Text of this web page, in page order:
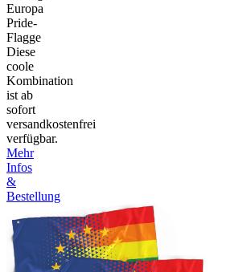
Europa
Pride-
Flagge
Diese
coole
Kombination
ist ab
sofort
versandkostenfrei
verfügbar.
Mehr
Infos
&
Bestellung